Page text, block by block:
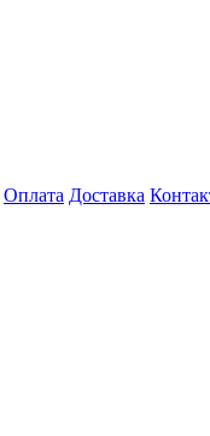
Оплата Доставка